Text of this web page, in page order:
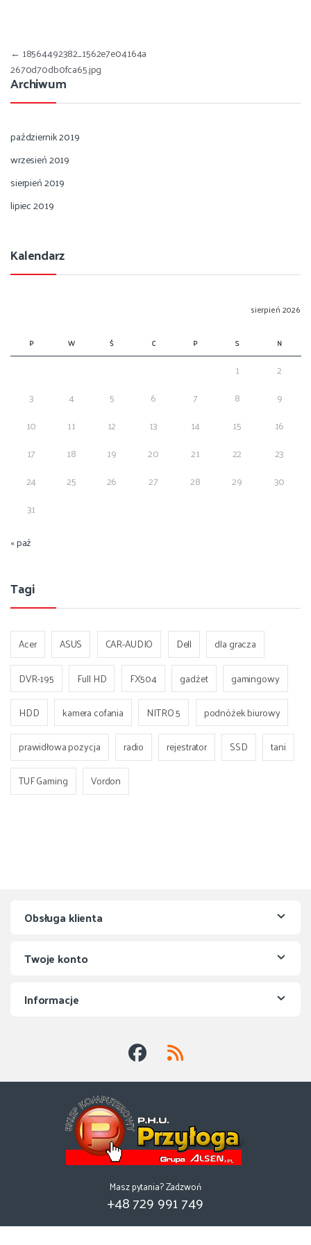
Nawigacja wpisu
← 18564492382_1562e7e04164a
2670d70db0fca65.jpg
Archiwum
październik 2019
wrzesień 2019
sierpień 2019
lipiec 2019
Kalendarz
sierpień 2026
P W Ś C P S N
1
2
3
4 5 6 7 8
9
10
11 12 13 14 15
16
17
18 19 20 21 22
23
24
25 26 27 28 29
30
31
« paź
Tagi
Acer ASUS CAR-AUDIO Dell
dla gracza
DVR-195
Full HD FX504 gadżet
gamingowy
HDD
kamera cofania NITRO 5
podnóżek biurowy
prawidłowa pozycja
radio rejestrator SSD
tani
TUF Gaming
Vordon
Obsługa klienta
Twoje konto
Informacje
Masz pytania? Zadzwoń
+48 729 991 749